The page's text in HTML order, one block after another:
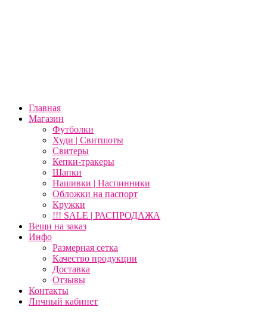
Главная
Магазин
Футболки
Худи | Свитшоты
Свитеры
Кепки-тракеры
Шапки
Нашивки | Наспинники
Обложки на паспорт
Кружки
!!! SALE | РАСПРОДАЖА
Вещи на заказ
Инфо
Размерная сетка
Качество продукции
Доставка
Отзывы
Контакты
Личный кабинет